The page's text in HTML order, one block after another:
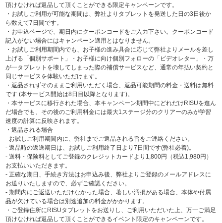
頂けなければ返品して頂くことができる限定キャンペーンです。
・お試しご利用が可能な期間は、弊社よりタブレットを発送した日の3日後か
ら数えて7日間です。
・お申込ページで、期日内にクーポンコードをご入力下さい。クーポンコード
記入がない場合にはキャンペーン適用とはなりません。
・お試しご利用期間内でも、お子様の進み具合に応じて弊社よりメールを差し
上げる「個別サポート」・お子様に向け個別フォローの「ビデオレター」・万
が一タブレットを壊してしまった際の補償サービスなど、通常の年払い契約と
同じサービスを体験いただけます。
・返品されずそのままご利用いただく場合、返品可能期間の料金・送料は無料
です (本サービス開始は8日目以降となります)。
・本サービスに移行された場合、本キャンペーン期間中にどれだけRISUを進ん
だ場合でも、その後のご利用料金には最大1ステージ分のクリアーのみが学習
速度の計算に反映されます。
・返品される場合
- お試しご利用期間内に、弊社までご返品される旨をご連絡ください。
- 返品時の返送期日は、お試しご利用終了日より7日間です(弊社必着)。
- 送料・保険料としてご登録のクレジットカードより1,800円（税込1,980円）
お支払いいただきます。
- 正確な期日、手続き方法はお申込み後、弊社よりご登録のメールアドレスに
お送りいたしますので、必ずご確認ください。
- 期間内にご返送いただけなかった場合、著しい汚損がある場合、本体や付属
品が欠けている場合は別途追加の料金がかかります。
・ご登録住所にRISUタブレットをお送りし、ご利用いただいた上、万一ご満足
頂けなければ返品して頂くことができるイベント限定のキャンペーンです。